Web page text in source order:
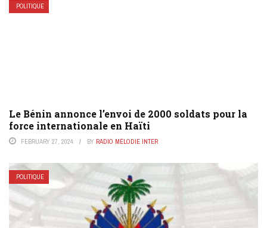
POLITIQUE
Le Bénin annonce l’envoi de 2000 soldats pour la
force internationale en Haïti
FEBRUARY 27, 2024 BY RADIO MÉLODIE INTER
POLITIQUE